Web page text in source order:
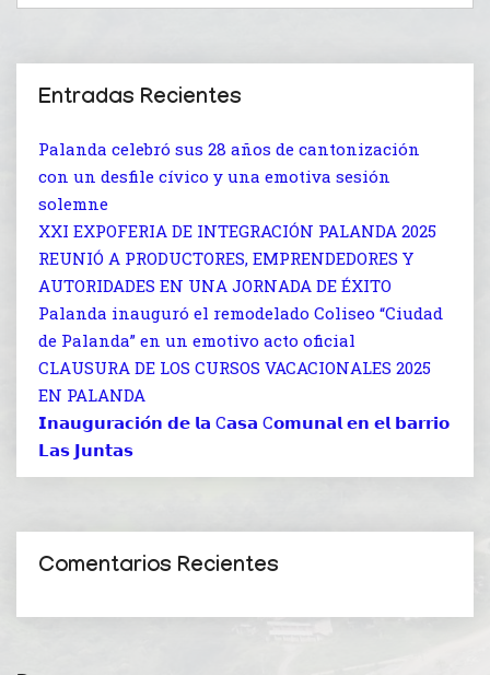
Entradas Recientes
Palanda celebró sus 28 años de cantonización
con un desfile cívico y una emotiva sesión
solemne
XXI EXPOFERIA DE INTEGRACIÓN PALANDA 2025
REUNIÓ A PRODUCTORES, EMPRENDEDORES Y
AUTORIDADES EN UNA JORNADA DE ÉXITO
Palanda inauguró el remodelado Coliseo “Ciudad
de Palanda” en un emotivo acto oficial
CLAUSURA DE LOS CURSOS VACACIONALES 2025
EN PALANDA
𝗜𝗻𝗮𝘂𝗴𝘂𝗿𝗮𝗰𝗶𝗼́𝗻 𝗱𝗲 𝗹𝗮 C𝗮𝘀𝗮 C𝗼𝗺𝘂𝗻𝗮𝗹 𝗲𝗻 𝗲𝗹 𝗯𝗮𝗿𝗿𝗶𝗼
𝗟𝗮𝘀 𝗝𝘂𝗻𝘁𝗮𝘀
Comentarios Recientes